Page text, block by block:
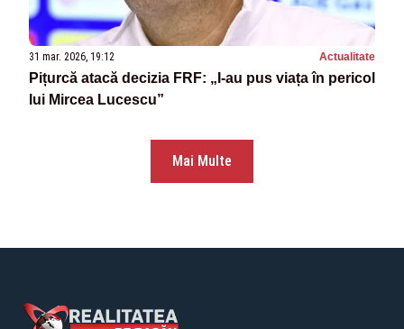
31 mar. 2026, 19:12 Actualitate
Pițurcă atacă decizia FRF: „I-au pus viața în pericol
lui Mircea Lucescu”
Mai Multe